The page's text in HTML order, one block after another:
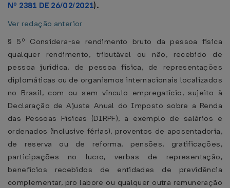
Nº 2381 DE 26/02/2021).
Ver redação anterior
§ 5º Considera-se rendimento bruto da pessoa física
qualquer rendimento, tributável ou não, recebido de
pessoa jurídica, de pessoa física, de representações
diplomáticas ou de organismos internacionais localizados
no Brasil, com ou sem vínculo empregatício, sujeito à
Declaração de Ajuste Anual do Imposto sobre a Renda
das Pessoas Físicas (DIRPF), a exemplo de salários e
ordenados (inclusive férias), proventos de aposentadoria,
de reserva ou de reforma, pensões, gratificações,
participações no lucro, verbas de representação,
benefícios recebidos de entidades de previdência
complementar, pro labore ou qualquer outra remuneração